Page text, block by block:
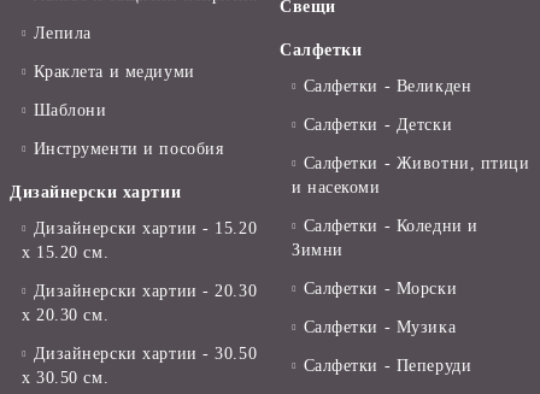
Лепила
Краклета и медиуми
Шаблони
Инструменти и пособия
Дизайнерски хартии
Дизайнерски хартии - 15.20
х 15.20 см.
Дизайнерски хартии - 20.30
х 20.30 см.
Дизайнерски хартии - 30.50
х 30.50 см.
Свещи
Салфетки
Салфетки - Великден
Салфетки - Детски
Салфетки - Животни, птици
и насекоми
Салфетки - Коледни и
Зимни
Салфетки - Морски
Салфетки - Музика
Салфетки - Пеперуди